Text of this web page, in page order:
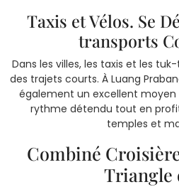
Taxis et Vélos. Se
transports
Dans les villes, les taxis et les
des trajets courts. À Luang
également un excellent moyen
rythme détendu tout en
temples et
Combiné
Triangle